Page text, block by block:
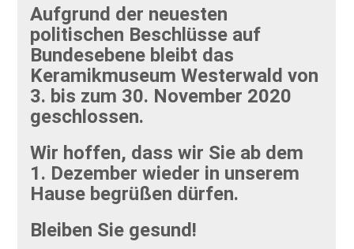
Aufgrund der neuesten
politischen Beschlüsse auf
Bundesebene bleibt das
Keramikmuseum Westerwald von
3. bis zum 30. November 2020
geschlossen.
Wir hoffen, dass wir Sie ab dem
1. Dezember wieder in unserem
Hause begrüßen dürfen.
Bleiben Sie gesund!